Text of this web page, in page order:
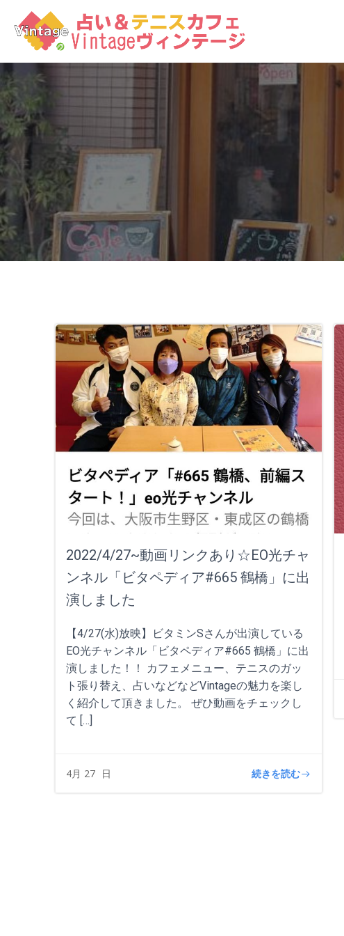
ツ
へ
ス
キ
ッ
プ
2022/4/27~動画リンクあり☆EO光チャ
ンネル「ビタペディア#665 鶴橋」に出
演しました
【4/27(水)放映】ビタミンSさんが出演している
EO光チャンネル「ビタペディア#665 鶴橋」に出
演しました！！ カフェメニュー、テニスのガッ
ト張り替え、占いなどなどVintageの魅力を楽し
く紹介して頂きました。 ぜひ動画をチェックし
て […]
4月 27 日 続きを読む